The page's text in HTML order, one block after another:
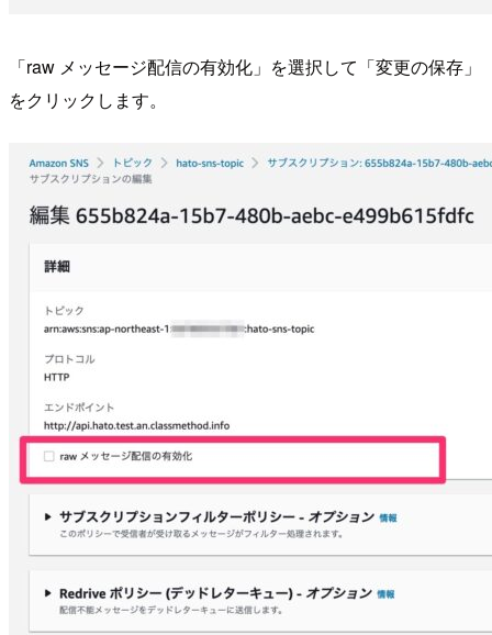
「raw メッセージ配信の有効化」を選択して「変更の保存」
をクリックします。